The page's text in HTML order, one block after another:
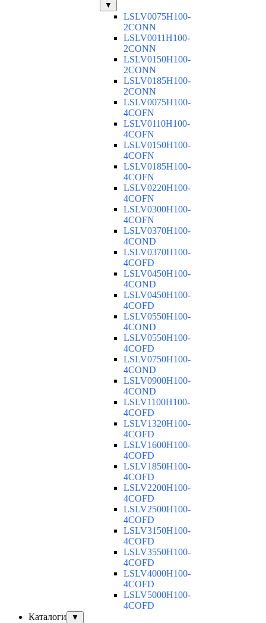
▼
LSLV0075H100-
2CONN
LSLV0011H100-
2CONN
LSLV0150H100-
2CONN
LSLV0185H100-
2CONN
LSLV0075H100-
4COFN
LSLV0110H100-
4COFN
LSLV0150H100-
4COFN
LSLV0185H100-
4COFN
LSLV0220H100-
4COFN
LSLV0300H100-
4COFN
LSLV0370H100-
4COND
LSLV0370H100-
4COFD
LSLV0450H100-
4COND
LSLV0450H100-
4COFD
LSLV0550H100-
4COND
LSLV0550H100-
4COFD
LSLV0750H100-
4COND
LSLV0900H100-
4COND
LSLV1100H100-
4COFD
LSLV1320H100-
4COFD
LSLV1600H100-
4COFD
LSLV1850H100-
4COFD
LSLV2200H100-
4COFD
LSLV2500H100-
4COFD
LSLV3150H100-
4COFD
LSLV3550H100-
4COFD
LSLV4000H100-
4COFD
LSLV5000H100-
4COFD
Каталоги
▼